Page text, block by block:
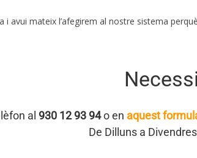
i avui mateix l’afegirem al nostre sistema
al 930 12 93 94o en aquest
De Dilluns a